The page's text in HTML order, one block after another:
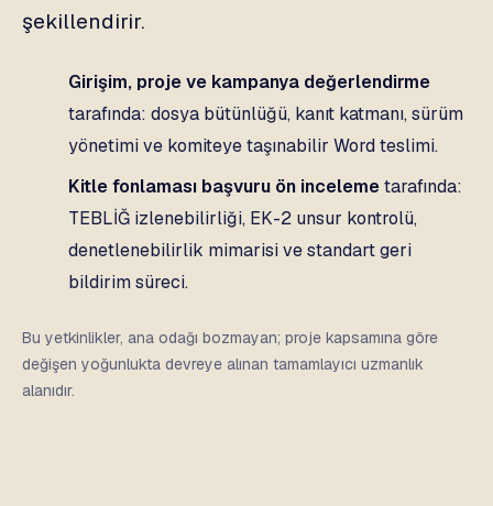
şekillendirir.
Girişim, proje ve kampanya değerlendirme
tarafında: dosya bütünlüğü, kanıt katmanı, sürüm
yönetimi ve komiteye taşınabilir Word teslimi.
Kitle fonlaması başvuru ön incelemetarafında:
TEBLİĞ izlenebilirliği, EK-2 unsur kontrolü,
denetlenebilirlik mimarisi ve standart geri
bildirim süreci.
Bu yetkinlikler, ana odağı bozmayan; proje kapsamına göre
değişen yoğunlukta devreye alınan tamamlayıcı uzmanlık
alanıdır.